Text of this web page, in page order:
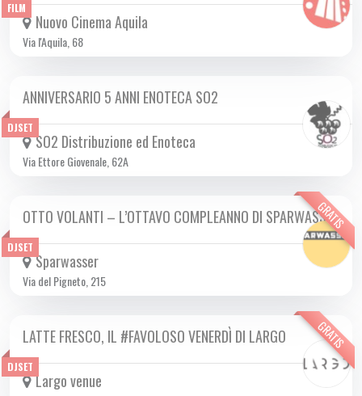
FILM
Nuovo Cinema Aquila
Via l'Aquila, 68
DJSET
VEN 24/11 2023
ANNIVERSARIO 5 ANNI ENOTECA SO2
SO2 Distribuzione ed Enoteca
Via Ettore Giovenale, 62A
DJSET
GRATIS
VEN 24/11 2023
OTTO VOLANTI – L’OTTAVO COMPLEANNO DI SPARWASSER
Sparwasser
Via del Pigneto, 215
DJSET
GRATIS
DA VEN 15/09 A VEN 14/06 2024
LATTE FRESCO, IL #FAVOLOSO VENERDÌ DI LARGO
Largo venue